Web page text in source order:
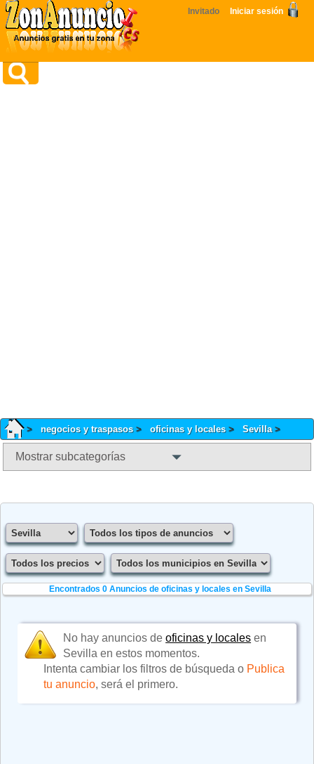
Invitado Iniciar sesión
negocios y traspasos oficinas y locales Sevilla
Mostrar subcategorías
Encontrados 0 Anuncios de oficinas y locales en Sevilla
No hay anuncios deoficinas y locales en
Sevilla en estos momentos.
Intenta cambiar los filtros de búsqueda o Publica
tu anuncio, será el primero.